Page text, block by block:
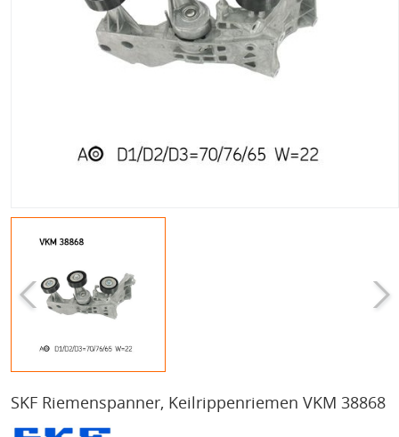
SKF Riemenspanner, Keilrippenriemen VKM 38868